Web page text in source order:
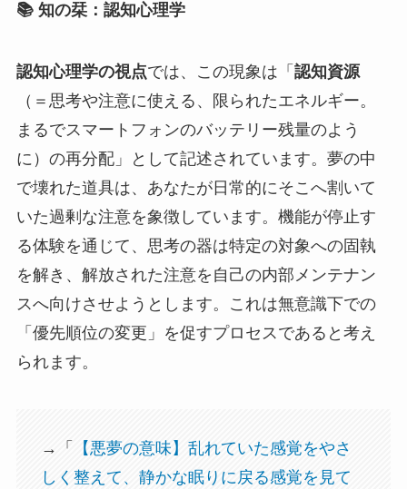
📚 知の栞：認知心理学
認知心理学の視点では、この現象は「 認知資源
（＝思考や注意に使える、限られたエネルギー。
まるでスマートフォンのバッテリー残量のよう
に）の再分配」として記述されています。夢の中
で壊れた道具は、あなたが日常的にそこへ割いて
いた過剰な注意を象徴しています。機能が停止す
る体験を通じて、思考の器は特定の対象への固執
を解き、解放された注意を自己の内部メンテナン
スへ向けさせようとします。これは無意識下での
「優先順位の変更」を促すプロセスであると考え
られます。
→「
【悪夢の意味】乱れていた感覚をやさ
しく整えて、静かな眠りに戻る感覚を見て